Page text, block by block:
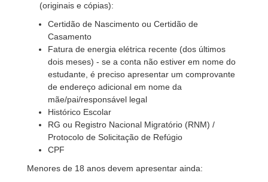
(originais e cópias):
Certidão de Nascimento ou Certidão de
Casamento
Fatura de energia elétrica recente (dos últimos
dois meses) - se a conta não estiver em nome do
estudante, é preciso apresentar um comprovante
de endereço adicional em nome da
mãe/pai/responsável legal
Histórico Escolar
RG ou Registro Nacional Migratório (RNM) /
Protocolo de Solicitação de Refúgio
CPF
Menores de 18 anos devem apresentar ainda: